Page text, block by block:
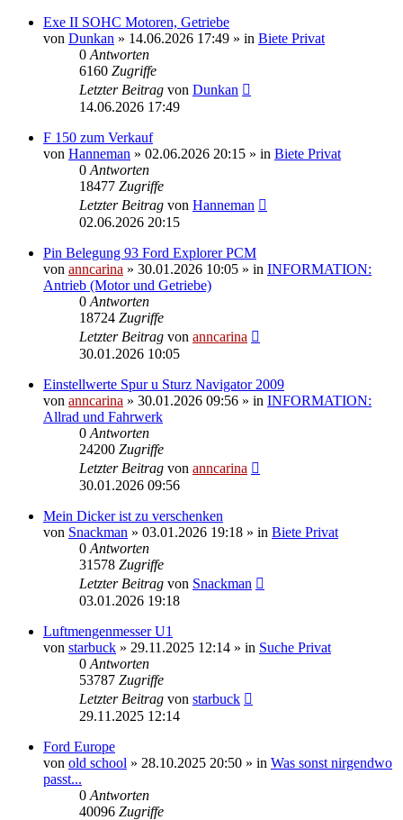
Exe II SOHC Motoren, Getriebe
von Dunkan » 14.06.2026 17:49 » in Biete Privat
0 Antworten
6160 Zugriffe
Letzter Beitrag von Dunkan
14.06.2026 17:49
F 150 zum Verkauf
von Hanneman » 02.06.2026 20:15 » in Biete Privat
0 Antworten
18477 Zugriffe
Letzter Beitrag von Hanneman
02.06.2026 20:15
Pin Belegung 93 Ford Explorer PCM
von anncarina » 30.01.2026 10:05 » in INFORMATION:
Antrieb (Motor und Getriebe)
0 Antworten
18724 Zugriffe
Letzter Beitrag von anncarina
30.01.2026 10:05
Einstellwerte Spur u Sturz Navigator 2009
von anncarina » 30.01.2026 09:56 » in INFORMATION:
Allrad und Fahrwerk
0 Antworten
24200 Zugriffe
Letzter Beitrag von anncarina
30.01.2026 09:56
Mein Dicker ist zu verschenken
von Snackman » 03.01.2026 19:18 » in Biete Privat
0 Antworten
31578 Zugriffe
Letzter Beitrag von Snackman
03.01.2026 19:18
Luftmengenmesser U1
von starbuck » 29.11.2025 12:14 » in Suche Privat
0 Antworten
53787 Zugriffe
Letzter Beitrag von starbuck
29.11.2025 12:14
Ford Europe
von old school » 28.10.2025 20:50 » in Was sonst nirgendwo
passt...
0 Antworten
40096 Zugriffe